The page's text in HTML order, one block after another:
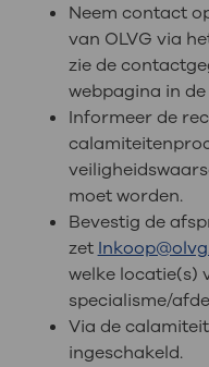
Neem contact
van OLVG via
zie de
webpagina in de
Informeer de
moet worden.
Bevestig de
zet
welke locatie(s)
specialisme/
Via de
ingeschakeld.